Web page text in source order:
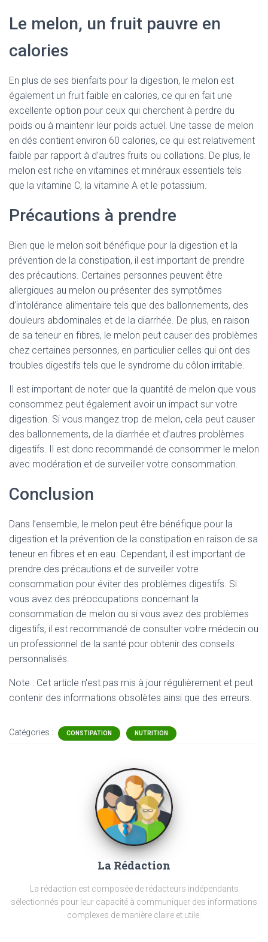
Le melon, un fruit pauvre en
calories
En plus de ses bienfaits pour la digestion, le melon est
également un fruit faible en calories, ce qui en fait une
excellente option pour ceux qui cherchent à perdre du
poids ou à maintenir leur poids actuel. Une tasse de melon
en dés contient environ 60 calories, ce qui est relativement
faible par rapport à d’autres fruits ou collations. De plus, le
melon est riche en vitamines et minéraux essentiels tels
que la vitamine C, la vitamine A et le potassium.
Précautions à prendre
Bien que le melon soit bénéfique pour la digestion et la
prévention de la constipation, il est important de prendre
des précautions. Certaines personnes peuvent être
allergiques au melon ou présenter des symptômes
d’intolérance alimentaire tels que des ballonnements, des
douleurs abdominales et de la diarrhée. De plus, en raison
de sa teneur en fibres, le melon peut causer des problèmes
chez certaines personnes, en particulier celles qui ont des
troubles digestifs tels que le syndrome du côlon irritable.
Il est important de noter que la quantité de melon que vous
consommez peut également avoir un impact sur votre
digestion. Si vous mangez trop de melon, cela peut causer
des ballonnements, de la diarrhée et d’autres problèmes
digestifs. Il est donc recommandé de consommer le melon
avec modération et de surveiller votre consommation.
Conclusion
Dans l’ensemble, le melon peut être bénéfique pour la
digestion et la prévention de la constipation en raison de sa
teneur en fibres et en eau. Cependant, il est important de
prendre des précautions et de surveiller votre
consommation pour éviter des problèmes digestifs. Si
vous avez des préoccupations concernant la
consommation de melon ou si vous avez des problèmes
digestifs, il est recommandé de consulter votre médecin ou
un professionnel de la santé pour obtenir des conseils
personnalisés.
Note : Cet article n'est pas mis à jour régulièrement et peut
contenir des informations obsolètes ainsi que des erreurs.
Catégories : CONSTIPATION NUTRITION
La Rédaction
La rédaction est composée de rédacteurs indépendants
sélectionnés pour leur capacité à communiquer des informations
complexes de manière claire et utile.